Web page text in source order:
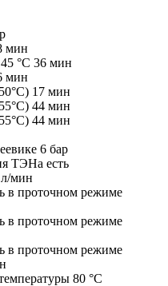
мин
°C 36 мин
мин
17 мин
44 мин
44 мин
6 бар
ТЭНа есть
л/мин
в проточном режиме
в проточном режиме
в проточном режиме
80 °С